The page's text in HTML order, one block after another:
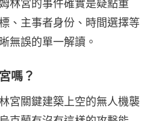
林宮的事件確實是疑點重
、主事者身份、時間選擇等
無誤的單一解讀。
嗎？
宮關鍵建築上空的無人機襲